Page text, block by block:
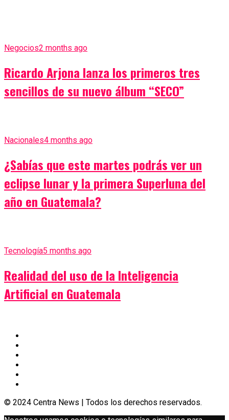
Negocios2 months ago
Ricardo Arjona lanza los primeros tres
sencillos de su nuevo álbum “SECO”
Nacionales4 months ago
¿Sabías que este martes podrás ver un
eclipse lunar y la primera Superluna del
año en Guatemala?
Tecnología5 months ago
Realidad del uso de la Inteligencia
Artificial en Guatemala
© 2024 Centra News | Todos los derechos reservados.